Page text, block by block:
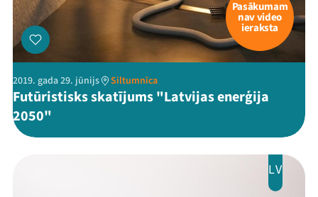
Pasākumam
nav video
ieraksta
2019. gada 29. jūnijs Siltumnīca
Futūristisks skatījums "Latvijas enerģija
2050"
LV